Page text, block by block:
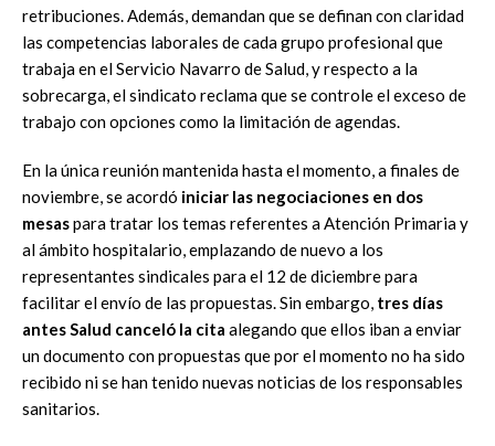
retribuciones. Además, demandan que se definan con claridad
las competencias laborales de cada grupo profesional que
trabaja en el Servicio Navarro de Salud, y respecto a la
sobrecarga, el sindicato reclama que se controle el exceso de
trabajo con opciones como la limitación de agendas.
En la única reunión mantenida hasta el momento, a finales de
noviembre, se acordó iniciar las negociaciones en dos
mesaspara tratar los temas referentes a Atención Primaria y
al ámbito hospitalario, emplazando de nuevo a los
representantes sindicales para el 12 de diciembre para
facilitar el envío de las propuestas. Sin embargo, tres días
antes Salud canceló la cita alegando que ellos iban a enviar
un documento con propuestas que por el momento no ha sido
recibido ni se han tenido nuevas noticias de los responsables
sanitarios.